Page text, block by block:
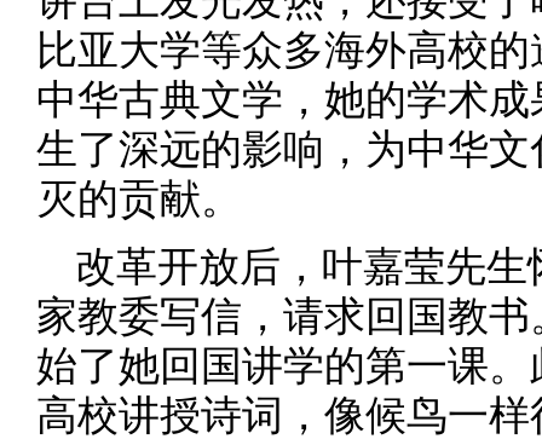
比亚大学等众多海外高校
中华古典文学，她的学术
生了深远的影响，为中华
灭的贡献。
改革开放后，叶嘉莹先
家教委写信，请求回国教
始了她回国讲学的第一课
高校讲授诗词，像候鸟一